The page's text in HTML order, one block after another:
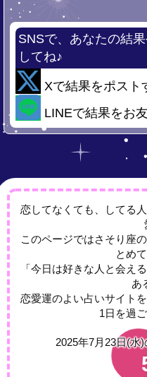
SNSで、あなたの結
してね♪
Xで結果をポスト
LINEで結果をお
恋してなくても、してる
このページではさそり座
とめ
「今日は好きな人と会え
あ
恋愛運のよい占いサイト
1日を過
2025年7月23日(水)